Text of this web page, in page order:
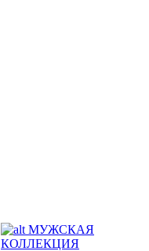
МУЖСКАЯ
КОЛЛЕКЦИЯ